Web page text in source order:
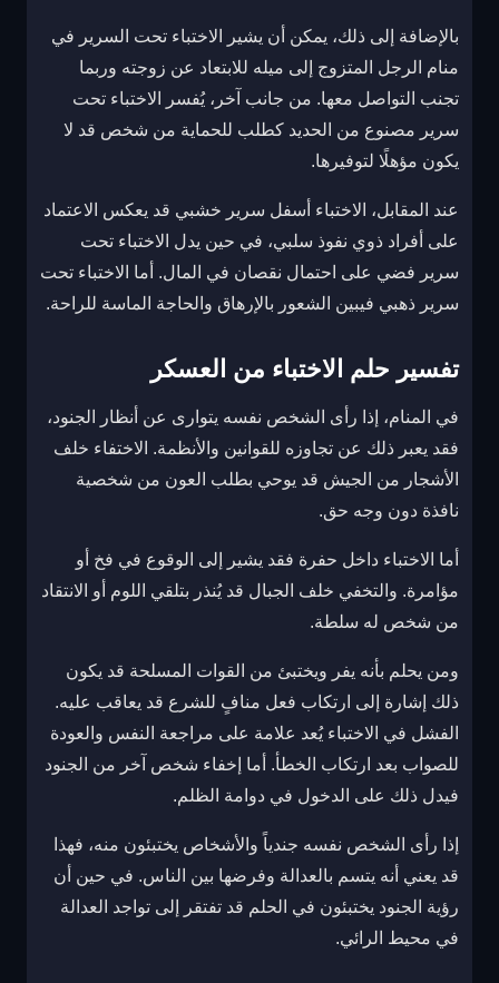
بالإضافة إلى ذلك، يمكن أن يشير الاختباء تحت السرير في
منام الرجل المتزوج إلى ميله للابتعاد عن زوجته وربما
تجنب التواصل معها. من جانب آخر، يُفسر الاختباء تحت
سرير مصنوع من الحديد كطلب للحماية من شخص قد لا
يكون مؤهلًا لتوفيرها.
عند المقابل، الاختباء أسفل سرير خشبي قد يعكس الاعتماد
على أفراد ذوي نفوذ سلبي، في حين يدل الاختباء تحت
سرير فضي على احتمال نقصان في المال. أما الاختباء تحت
سرير ذهبي فيبين الشعور بالإرهاق والحاجة الماسة للراحة.
تفسير حلم الاختباء من العسكر
في المنام، إذا رأى الشخص نفسه يتوارى عن أنظار الجنود،
فقد يعبر ذلك عن تجاوزه للقوانين والأنظمة. الاختفاء خلف
الأشجار من الجيش قد يوحي بطلب العون من شخصية
نافذة دون وجه حق.
أما الاختباء داخل حفرة فقد يشير إلى الوقوع في فخ أو
مؤامرة. والتخفي خلف الجبال قد يُنذر بتلقي اللوم أو الانتقاد
من شخص له سلطة.
ومن يحلم بأنه يفر ويختبئ من القوات المسلحة قد يكون
ذلك إشارة إلى ارتكاب فعل منافٍ للشرع قد يعاقب عليه.
الفشل في الاختباء يُعد علامة على مراجعة النفس والعودة
للصواب بعد ارتكاب الخطأ. أما إخفاء شخص آخر من الجنود
فيدل ذلك على الدخول في دوامة الظلم.
إذا رأى الشخص نفسه جندياً والأشخاص يختبئون منه، فهذا
قد يعني أنه يتسم بالعدالة وفرضها بين الناس. في حين أن
رؤية الجنود يختبئون في الحلم قد تفتقر إلى تواجد العدالة
في محيط الرائي.